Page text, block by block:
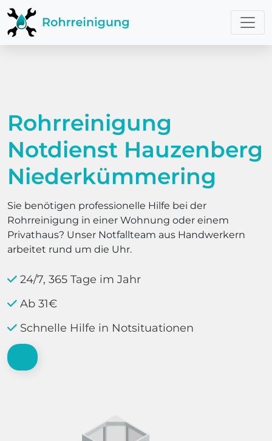
Rohrreinigung
Notdienst Hauzenberg
Niederkümmering
Sie benötigen professionelle Hilfe bei der
Rohrreinigung in einer Wohnung oder einem
Privathaus? Unser Notfallteam aus Handwerkern
arbeitet rund um die Uhr.
24/7, 365 Tage im Jahr
Ab 31€
Schnelle Hilfe in Notsituationen